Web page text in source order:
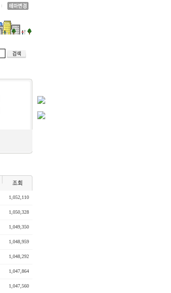
1,052,110
1,050,328
1,049,350
1,048,959
1,048,292
1,047,864
1,047,560